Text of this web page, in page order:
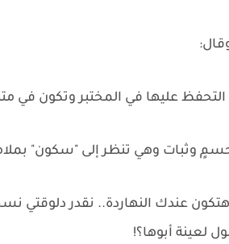
عليها في المختبر وتكون في
وثبات وهي تنظر إلى "سكون"
عندك النهاردة.. نقدر
لعينة أبوها؟!